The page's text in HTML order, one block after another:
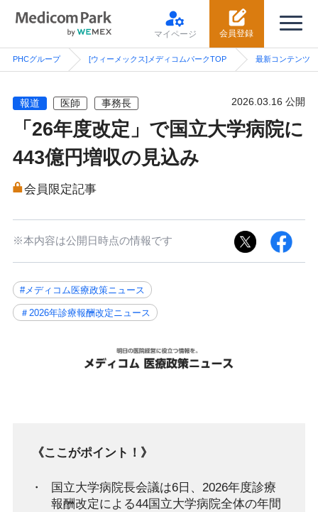
会員登録
マイページ
PHCグループ [ウィーメックス]メディコムパークTOP 最新コンテンツ
報道 医師 事務長 2026.03.16 公開
「26年度改定」で国立大学病院に
443億円増収の見込み
会員限定記事
※本内容は公開日時点の情報です
#メディコム医療政策ニュース
＃2026年診療報酬改定ニュース
《ここがポイント！》
国立大学病院長会議は6日、2026年度診療
報酬改定による44国立大学病院全体の年間